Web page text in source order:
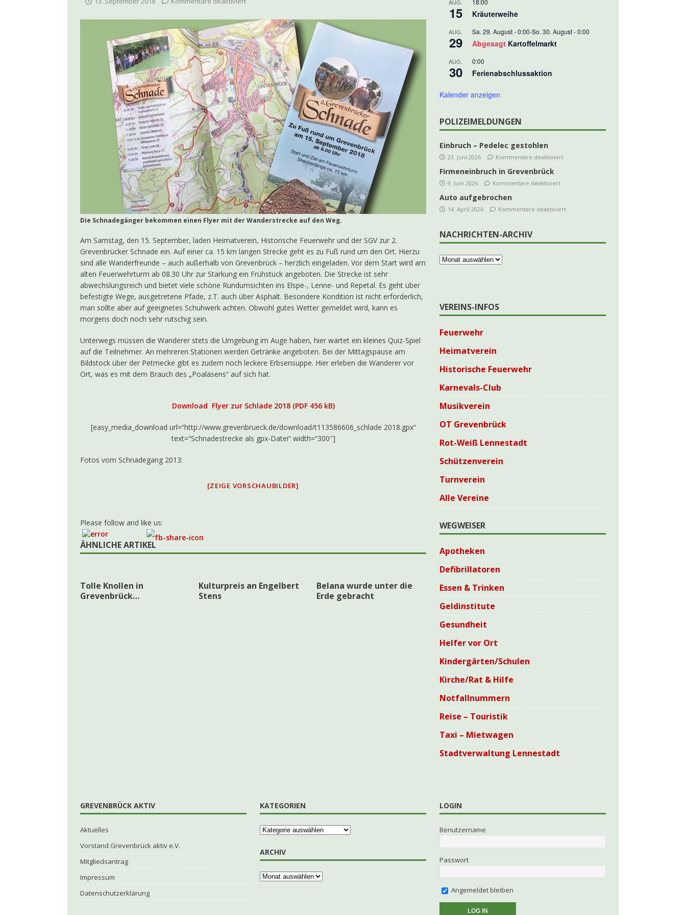
[ 14. Mai 2026 ] Jules e.V. freut sich über steigende Mitgliederzahlen
[ 12. Mai 2026 ] LEADER-Kleinprojektförderung für den Veischede Park
AKTUELLES
[ 4. Mai 2026 ] 100 Jahre Kolpingsfamilie: Nachhaltiges Projekt im Veischede Park
AKTUELLES
[ 19. April 2026 ] Jahreshauptversammlung kfd Grevenbrück
AKTUELLES
[ 10. Oktober 2025 ] Traditionelles Schlachtfest in der Schützenhalle ARCHIV
Die Schnadegänger bekommen einen Flyer mit der Wanderstrecke auf den Weg.
Am Samstag, den 15. September, laden Heimatverein, Historische Feuerwehr und der SGV zur 2.
Grevenbrücker Schnade ein. Auf einer ca. 15 km langen Strecke geht es zu Fuß rund um den Ort. Hierzu
sind alle Wanderfreunde – auch außerhalb von Grevenbrück – herzlich eingeladen. Vor dem Start wird am
alten Feuerwehrturm ab 08.30 Uhr zur Stärkung ein Frühstück angeboten. Die Strecke ist sehr
abwechslungsreich und bietet viele schöne Rundumsichten ins Elspe-, Lenne- und Repetal. Es geht über
befestigte Wege, ausgetretene Pfade, z.T. auch über Asphalt. Besondere Kondition ist nicht erforderlich,
man sollte aber auf geeignetes Schuhwerk achten. Obwohl gutes Wetter gemeldet wird, kann es
morgens doch noch sehr rutschig sein.
Unterwegs müssen die Wanderer stets die Umgebung im Auge haben, hier wartet ein kleines Quiz-Spiel
auf die Teilnehmer. An mehreren Stationen werden Getränke angeboten. Bei der Mittagspause am
Bildstock über der Petmecke gibt es zudem noch leckere Erbsensuppe. Hier erleben die Wanderer vor
Ort, was es mit dem Brauch des „Poaläsens“ auf sich hat.
Download Flyer zur Schlade 2018 (PDF 456 kB)
[easy_media_download url=“http://www.grevenbrueck.de/download/t113586606_schlade 2018.gpx“
text=“Schnadestrecke als gpx-Datei“ width=“300″]
Fotos vom Schnadegang 2013:
[ZEIGE VORSCHAUBILDER]
Please follow and like us:
ÄHNLICHE ARTIKEL
Tolle Knollen in
Grevenbrück…
Kulturpreis an Engelbert
Stens
Belana wurde unter die
Erde gebracht
AUG.
15
18:00
Kräuterweihe
AUG.
29
Sa. 29. August - 0:00-So. 30. August - 0:00
Abgesagt Kartoffelmarkt
AUG.
30
0:00
Ferienabschlussaktion
Kalender anzeigen
POLIZEIMELDUNGEN
Einbruch – Pedelec gestohlen
23. Juni 2026 Kommentare deaktiviert
Firmeneinbruch in Grevenbrück
9. Juni 2026 Kommentare deaktiviert
Auto aufgebrochen
14. April 2026 Kommentare deaktiviert
NACHRICHTEN-ARCHIV
VEREINS-INFOS
Feuerwehr
Heimatverein
Historische Feuerwehr
Karnevals-Club
Musikverein
OT Grevenbrück
Rot-Weiß Lennestadt
Schützenverein
Turnverein
Alle Vereine
WEGWEISER
Apotheken
Defibrillatoren
Essen & Trinken
Geldinstitute
Gesundheit
Helfer vor Ort
Kindergärten/Schulen
Kirche/Rat & Hilfe
Notfallnummern
Reise – Touristik
Taxi – Mietwagen
Stadtverwaltung Lennestadt
GREVENBRÜCK AKTIV
Aktuelles
Vorstand Grevenbrück aktiv e.V.
Mitgliedsantrag
Impressum
Datenschutzerklärung
KATEGORIEN
ARCHIV
LOGIN
Benutzername
Passwort
Angemeldet bleiben